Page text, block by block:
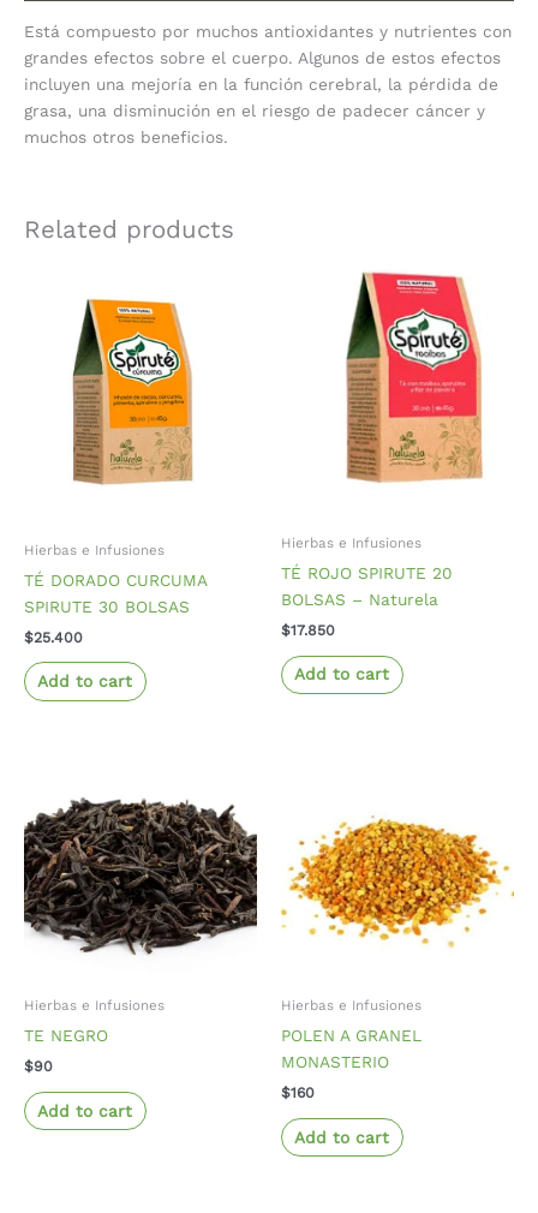
Está compuesto por muchos antioxidantes y nutrientes con
grandes efectos sobre el cuerpo. Algunos de estos efectos
incluyen una mejoría en la función cerebral, la pérdida de
grasa, una disminución en el riesgo de padecer cáncer y
muchos otros beneficios.
Related products
Hierbas e Infusiones
TÉ DORADO CURCUMA
SPIRUTE 30 BOLSAS
$25.400
Add to cart
Hierbas e Infusiones
TÉ ROJO SPIRUTE 20
BOLSAS – Naturela
$17.850
Add to cart
Hierbas e Infusiones
TE NEGRO
$90
Add to cart
Hierbas e Infusiones
POLEN A GRANEL
MONASTERIO
$160
Add to cart